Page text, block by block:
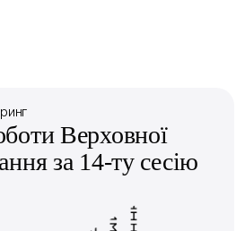
Верховної
за 14-ту сесію